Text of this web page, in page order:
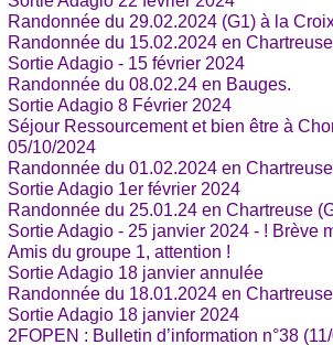
Randonnée du 29.02.2024 (G1) à la
Randonnée du 15.02.2024 en
Sortie Adagio - 15 février 2024
Randonnée du 08.02.24 en Bauges.
Sortie Adagio 8 Février 2024
Séjour Ressourcement et bien être à
05/10/2024
Randonnée du 01.02.2024 en
Sortie Adagio 1er février 2024
Randonnée du 25.01.24 en Chartreuse
Sortie Adagio - 25 janvier 2024 - ! Brève
Amis du groupe 1, attention !
Sortie Adagio 18 janvier annulée
Randonnée du 18.01.2024 en
Sortie Adagio 18 janvier 2024
2FOPEN : Bulletin d’information n°38